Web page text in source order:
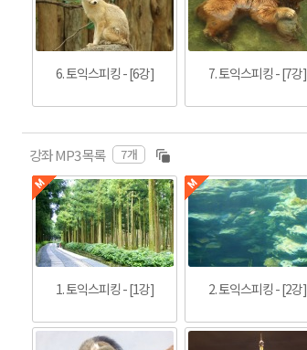
6. 토익스피킹 - [6강] 7. 토익스피킹 - [7강]
강좌 MP3 목록 7개
1. 토익스피킹 - [1강] 2. 토익스피킹 - [2강]